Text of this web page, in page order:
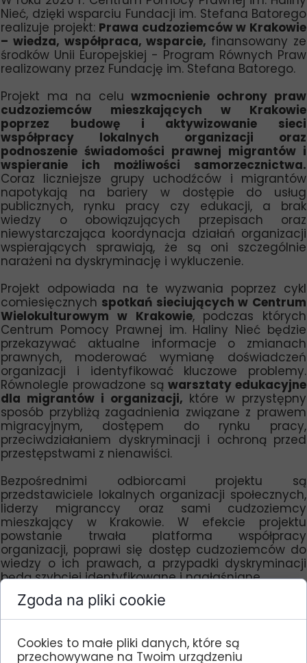
Nieć, dzięki wsparciu Fundacji im. Stefana Batorego
realizuje projekt: Prawa cudzoziemców w Krakowie
– wiedza, współpraca, wsparcie, finansowany ze
środków Unii Europejskiej - Program Równych Praw
realizowany przez Fundację im. Stefana Batorego.
Projekt ma na celu wzmocnienie ochrony praw
cudzoziemców mieszkających w Krakowie
poprzez budowę i aktywizowanie sieci
współpracy lokalnych organizacji oraz
podnoszenie świadomości prawnej migrantów i
wspieranie ich możliwości samorzecznictwa.
Coraz liczniejsze grupy uchodźców i migrantów
napotykają na bariery w dostępie do usług
publicznych, rynku pracy czy edukacji, a brak
wiedzy o obowiązujących przepisach oraz
niewystarczająca koordynacja działań organizacji
wspierających sprawiają, że są oni szczególnie
narażeni na dyskryminację i wykluczenie.
Projekt odpowiada na te wyzwania poprzez cykl
comiesięcznych spotkań sieciujących w Centrum
Wielokulturowym w Krakowie, podczas których
Centrum Pomocy Prawnej im. Haliny Nieć będzie
przekazywać aktualne informacje o zmianach
prawnych, moderować wymianę doświadczeń
organizacji i identyfikować kluczowe problemy.
Równolegle prowadzone są warsztaty edukacyjne
dla migrantów i organizacji, które w przystępny
sposób przybliżą zagadnienia związane z prawem
migracyjnym, dostępem do rynku pracy,
przeciwdziałaniem dyskryminacji i ochroną przed
przestępstwami z nienawiści.
Bezpośrednimi odbiorcami projektu są
przedstawiciele lokalnych organizacji społecznych,
liderzy migranccy oraz sami cudzoziemcy
mieszkający w Krakowie. W efekcie projektu
powstanie trwała platforma współpracy
organizacji, poprawi się dostęp cudzoziemców do
wiedzy o ich prawach, a przypadki dyskryminacji
będą szybciej identyfikowane i nagłaśniane.
Zaplanowaliśmy cykl 12 spotkań w Centrum
w miesiącu, przez cały okres trwania projektu.
Spotkania będą miały charakter otwarty dla
Zgoda na pliki cookie
Cookies to małe pliki danych, które są
przechowywane na Twoim urządzeniu